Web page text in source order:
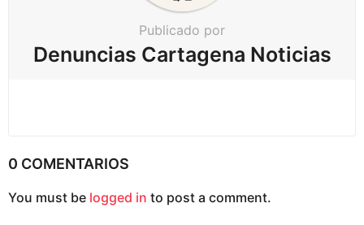
Publicado por
Denuncias Cartagena Noticias
0 COMENTARIOS
You must be logged in to post a comment.